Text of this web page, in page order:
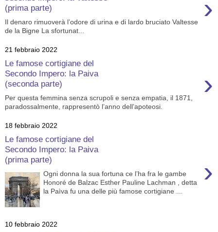
(prima parte)
›
Il denaro rimuoverà l’odore di urina e di lardo bruciato Valtesse
de la Bigne La sfortunat...
21 febbraio 2022
Le famose cortigiane del
Secondo Impero: la Paiva
(seconda parte)
›
Per questa femmina senza scrupoli e senza empatia, il 1871,
paradossalmente, rappresentò l’anno dell’apoteosi.
18 febbraio 2022
Le famose cortigiane del
Secondo Impero: la Paiva
(prima parte)
›
Ogni donna la sua fortuna ce l’ha fra le gambe
Honoré de Balzac Esther Pauline Lachman , detta
la Paìva fu una delle più famose cortigiane ...
10 febbraio 2022